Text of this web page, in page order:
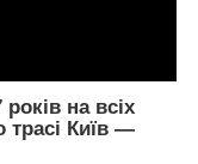
на всіх
трасі Київ ―